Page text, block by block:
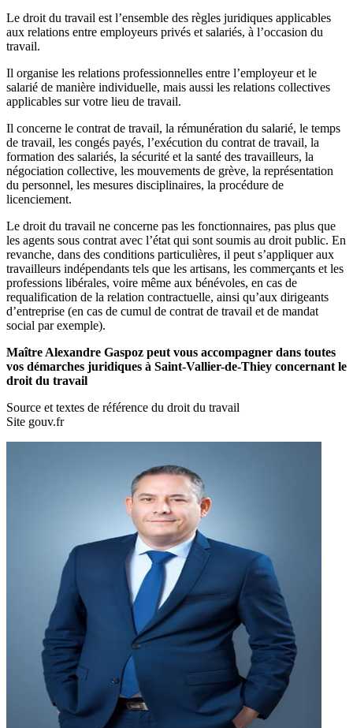
Le droit du travail est l’ensemble des règles juridiques applicables
aux relations entre employeurs privés et salariés, à l’occasion du
travail.
Il organise les relations professionnelles entre l’employeur et le
salarié de manière individuelle, mais aussi les relations collectives
applicables sur votre lieu de travail.
Il concerne le contrat de travail, la rémunération du salarié, le temps
de travail, les congés payés, l’exécution du contrat de travail, la
formation des salariés, la sécurité et la santé des travailleurs, la
négociation collective, les mouvements de grève, la représentation
du personnel, les mesures disciplinaires, la procédure de
licenciement.
Le droit du travail ne concerne pas les fonctionnaires, pas plus que
les agents sous contrat avec l’état qui sont soumis au droit public. En
revanche, dans des conditions particulières, il peut s’appliquer aux
travailleurs indépendants tels que les artisans, les commerçants et les
professions libérales, voire même aux bénévoles, en cas de
requalification de la relation contractuelle, ainsi qu’aux dirigeants
d’entreprise (en cas de cumul de contrat de travail et de mandat
social par exemple).
Maître Alexandre Gaspoz peut vous accompagner dans toutes
vos démarches juridiques à Saint-Vallier-de-Thiey concernant le
droit du travail
Source et textes de référence du droit du travail
Site gouv.fr